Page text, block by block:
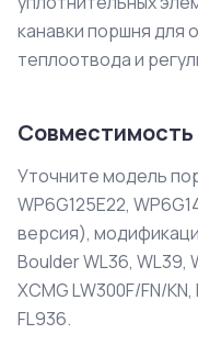
канавки поршня для
теплоотвода и
Совместимость
Уточните модель
WP6G125E22,
версия),
Boulder WL36, WL39,
XCMG LW300F/FN/
FL936.